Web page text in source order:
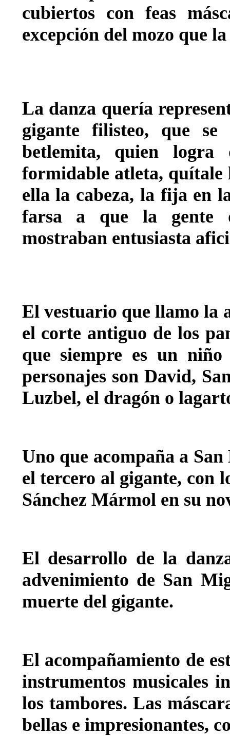
cubiertos con feas
excepción del mozo que
La danza quería
gigante filisteo, que
betlemita, quien
formidable atleta, quítale
ella la cabeza, la fija en
farsa a que la gente
mostraban entusiasta
El vestuario que llamo la
el corte antiguo de los
que siempre es un
personajes son David,
Luzbel, el dragón o
Uno que acompaña a
el tercero al gigante, con
Sánchez Mármol en su
El desarrollo de la
advenimiento de San
muerte del gigante.
El acompañamiento de
instrumentos musicales
los tambores. Las
bellas e impresionantes,